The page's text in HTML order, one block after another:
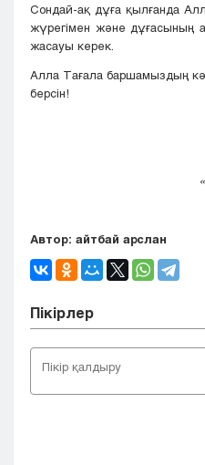
Сондай-ақ дұға қылғанда
жүрегімен және дұғасының
жасауы керек.
Алла Тағала баршамыздың
берсін!
Автор: айтбай арслан
Пікірлер